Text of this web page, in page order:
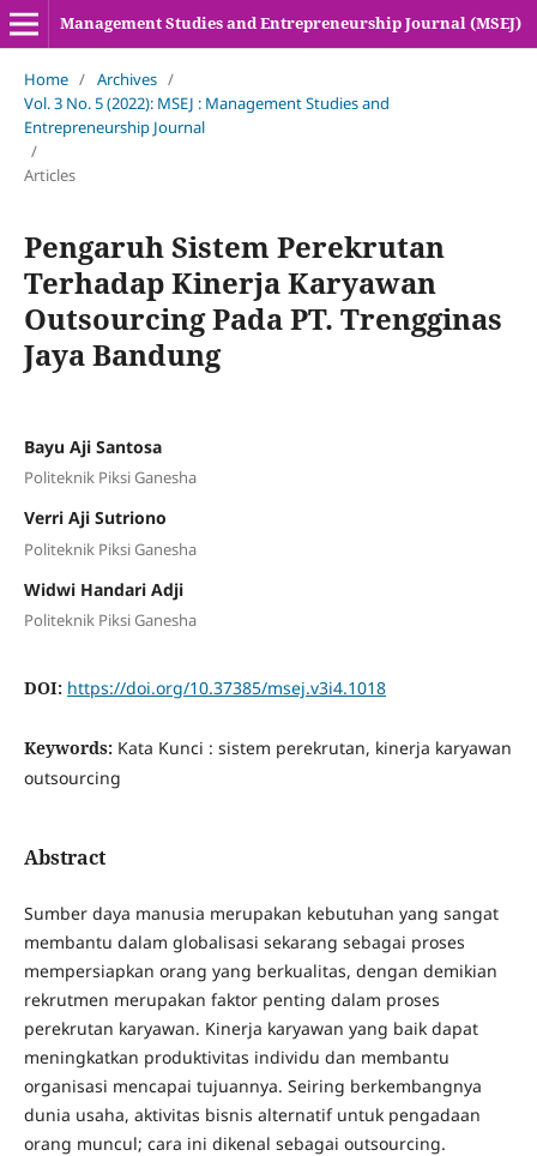
Management Studies and Entrepreneurship Journal (MSEJ)
Home / Archives /
Vol. 3 No. 5 (2022): MSEJ : Management Studies and
Entrepreneurship Journal
/
Articles
Pengaruh Sistem Perekrutan
Terhadap Kinerja Karyawan
Outsourcing Pada PT. Trengginas
Jaya Bandung
Bayu Aji Santosa
Politeknik Piksi Ganesha
Verri Aji Sutriono
Politeknik Piksi Ganesha
Widwi Handari Adji
Politeknik Piksi Ganesha
DOI: https://doi.org/10.37385/msej.v3i4.1018
Keywords: Kata Kunci : sistem perekrutan, kinerja karyawan
outsourcing
Abstract
Sumber daya manusia merupakan kebutuhan yang sangat
membantu dalam globalisasi sekarang sebagai proses
mempersiapkan orang yang berkualitas, dengan demikian
rekrutmen merupakan faktor penting dalam proses
perekrutan karyawan. Kinerja karyawan yang baik dapat
meningkatkan produktivitas individu dan membantu
organisasi mencapai tujuannya. Seiring berkembangnya
dunia usaha, aktivitas bisnis alternatif untuk pengadaan
orang muncul; cara ini dikenal sebagai outsourcing.